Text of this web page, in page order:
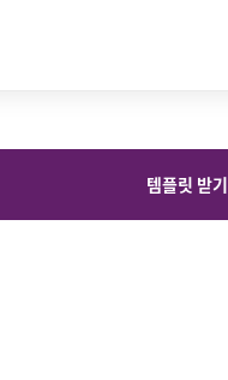
템플릿 받기